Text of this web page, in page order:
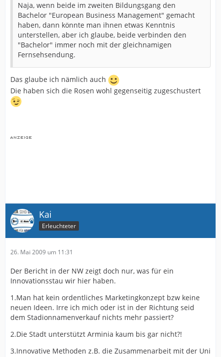
Naja, wenn beide im zweiten Bildungsgang den
Bachelor "European Business Management" gemacht
haben, dann könnte man ihnen etwas Kenntnis
unterstellen, aber ich glaube, beide verbinden den
"Bachelor" immer noch mit der gleichnamigen
Fernsehsendung.
Das glaube ich nämlich auch
Die haben sich die Rosen wohl gegenseitig zugeschustert
Kai
Erleuchteter
26. Mai 2009 um 11:31
Der Bericht in der NW zeigt doch nur, was für ein
Innovationsstau wir hier haben.
1.Man hat kein ordentliches Marketingkonzept bzw keine
neuen Ideen. Irre ich mich oder ist in der Richtung seid
dem Stadionnamenverkauf nichts mehr passiert?
2.Die Stadt unterstützt Arminia kaum bis gar nicht?!
3.Innovative Methoden z.B. die Zusammenarbeit mit der Uni